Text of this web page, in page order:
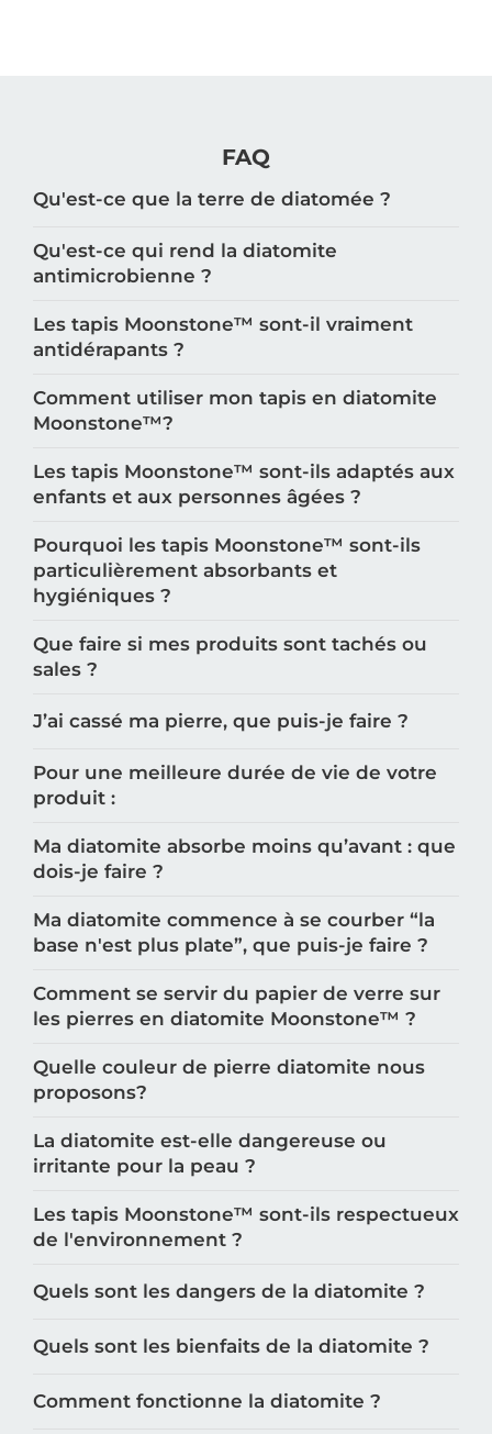
FAQ
Qu'est-ce que la terre de diatomée ?
Qu'est-ce qui rend la diatomite
antimicrobienne ?
Les tapis Moonstone™️ sont-il vraiment
antidérapants ?
Comment utiliser mon tapis en diatomite
Moonstone™️?
Les tapis Moonstone™️ sont-ils adaptés aux
enfants et aux personnes âgées ?
Pourquoi les tapis Moonstone™️ sont-ils
particulièrement absorbants et
hygiéniques ?
Que faire si mes produits sont tachés ou
sales ?
J’ai cassé ma pierre, que puis-je faire ?
Pour une meilleure durée de vie de votre
produit :
Ma diatomite absorbe moins qu’avant : que
dois-je faire ?
Ma diatomite commence à se courber “la
base n'est plus plate”, que puis-je faire ?
Comment se servir du papier de verre sur
les pierres en diatomite Moonstone™️ ?
Quelle couleur de pierre diatomite nous
proposons?
La diatomite est-elle dangereuse ou
irritante pour la peau ?
Les tapis Moonstone™️ sont-ils respectueux
de l'environnement ?
Quels sont les dangers de la diatomite ?
Quels sont les bienfaits de la diatomite ?
Comment fonctionne la diatomite ?